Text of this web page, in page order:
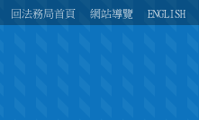
回法務局首頁 網站導覽 ENGLISH